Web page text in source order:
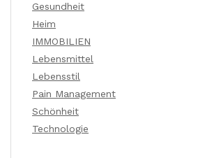
Gesundheit
Heim
IMMOBILIEN
Lebensmittel
Lebensstil
Pain Management
Schönheit
Technologie